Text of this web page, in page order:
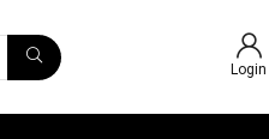
Login